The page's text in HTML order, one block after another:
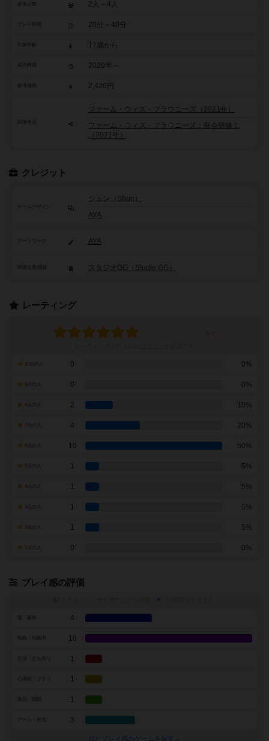
参加人数 2人～4人
20分～40分
12歳から
2020年～
参考価格 2,420円
関連作品
ファーム・ウィズ・ブラウニーズ（2021年）
ファーム・ウィズ・ブラウニーズ：商会研修！
（2021年）
クレジット
ゲームデザイン
シュン（Shun）
AYA
アートワーク AYA
スタジオGG（Studio GG）
レーティング
0 0%
0 0%
2 10%
7点の人 4 20%
10 50%
1 5%
1 5%
1 5%
1 5%
0 0%
プレイ感の評価
※
4
戦略・判断力 10
1
1
1
アート・外見 3
似たプレイ感のゲームを探す→